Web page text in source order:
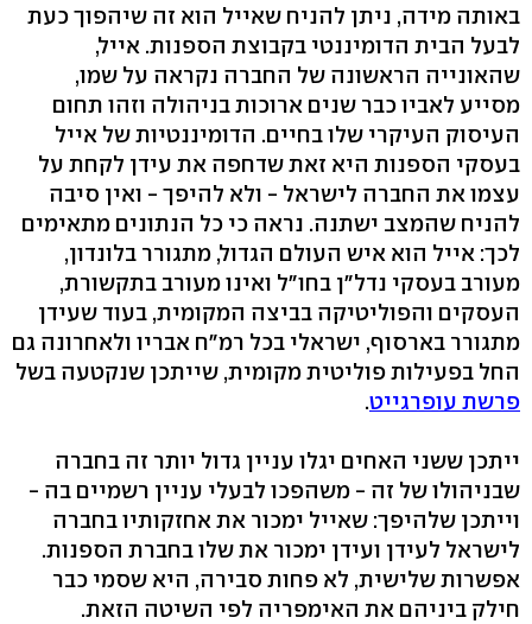
באותה מידה, ניתן להניח שאייל הוא זה שיהפוך כעת
לבעל הבית הדומיננטי בקבוצת הספנות. אייל,
שהאונייה הראשונה של החברה נקראה על שמו,
מסייע לאביו כבר שנים ארוכות בניהולה וזהו תחום
העיסוק העיקרי שלו בחיים. הדומיננטיות של אייל
בעסקי הספנות היא זאת שדחפה את עידן לקחת על
עצמו את החברה לישראל - ולא להיפך - ואין סיבה
להניח שהמצב ישתנה. נראה כי כל הנתונים מתאימים
לכך: אייל הוא איש העולם הגדול, מתגורר בלונדון,
מעורב בעסקי נדל"ן בחו"ל ואינו מעורב בתקשורת,
העסקים והפוליטיקה בביצה המקומית, בעוד שעידן
מתגורר בארסוף, ישראלי בכל רמ"ח אבריו ולאחרונה גם
החל בפעילות פוליטית מקומית, שייתכן שנקטעה בשל
פרשת עופרגייט.
ייתכן ששני האחים יגלו עניין גדול יותר זה בחברה
שבניהולו של זה - משהפכו לבעלי עניין רשמיים בה -
וייתכן שלהיפך: שאייל ימכור את אחזקותיו בחברה
לישראל לעידן ועידן ימכור את שלו בחברת הספנות.
אפשרות שלישית, לא פחות סבירה, היא שסמי כבר
חילק ביניהם את האימפריה לפי השיטה הזאת.